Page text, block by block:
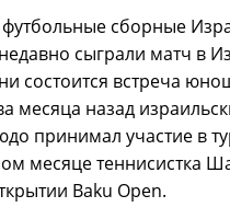
сборные
сыграли матч в
состоится встреча
месяца назад
принимал участие в
месяце теннисистка
Baku Open.